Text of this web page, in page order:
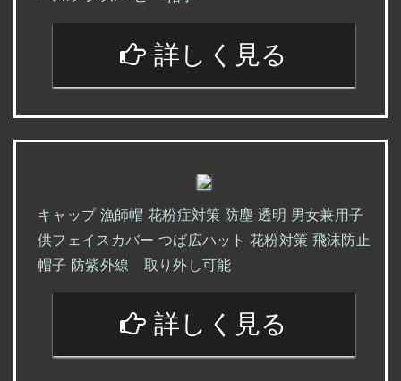
詳しく見る
キャップ 漁師帽 花粉症対策 防塵 透明 男女兼用子
供フェイスカバー つば広ハット 花粉対策 飛沫防止
帽子 防紫外線 取り外し可能
詳しく見る